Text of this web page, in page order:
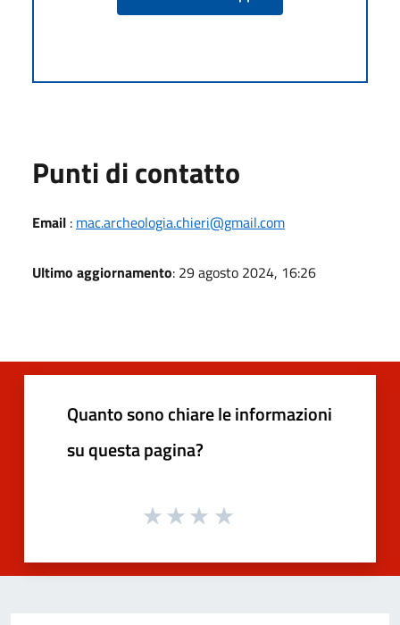
Punti di contatto
Email : mac.archeologia.chieri@gmail.com
Ultimo aggiornamento: 29 agosto 2024, 16:26
Quanto sono chiare le informazioni
su questa pagina?